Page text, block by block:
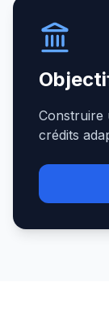
Construire
crédits